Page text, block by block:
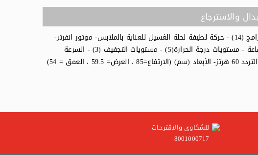
والاسترجاع
- غسالة بسعة (7) كغ - نشافة بسعة (5) كغ - عدد البرامج (14) - حركة لطيفة لحلة الغسيل للعناية بالملابس- موتور انفرتر-
خاصية الشطف المكثف - برنامج تاخير التشغيل(9.6.3)ساعة - مستويات درجة الحرارة(5) - مستويات التجفيف (3) - السرعة
للشكاوى والاقترحات
8001000717